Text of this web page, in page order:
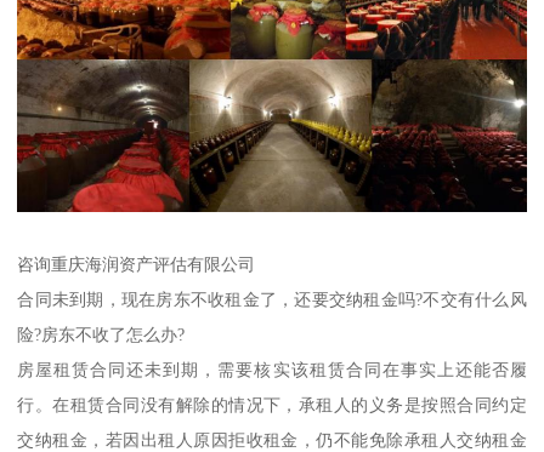
咨询重庆海润资产评估有限公司
合同未到期，现在房东不收租金了，还要交纳租金吗?不交有什么风
险?房东不收了怎么办?
房屋租赁合同还未到期，需要核实该租赁合同在事实上还能否履
行。在租赁合同没有解除的情况下，承租人的义务是按照合同约定
交纳租金，若因出租人原因拒收租金，仍不能免除承租人交纳租金